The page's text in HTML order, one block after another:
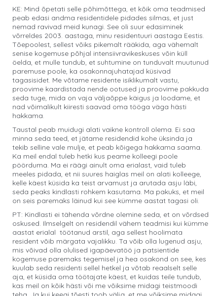
KE: Mind õpetati selle põhimõttega, et kõik oma teadmised
peab edasi andma residentidele pidades silmas, et just
nemad ravivad meid kunagi. See oli suur edasiminek
võrreldes 2003. aastaga, minu residentuuri aastaga Eestis.
Tõepoolest, sellest võiks pikemalt rääkida, aga vähemalt
senise kogemuse põhjal intensiivravikeskuses võin küll
öelda, et mulle tundub, et suhtumine on tunduvalt muutunud
paremuse poole, ka osakonnajuhatajad küsivad
tagasisidet. Me võtame residente isiklikumalt vastu,
proovime kaardistada nende ootused ja proovime pakkuda
seda tuge, mida on vaja väljaõppe käigus ja loodame, et
nad võimalikult kiiresti saavad oma tööga väga hästi
hakkama.
Taustal peab muidugi alati vaikne kontroll olema. Ei saa
minna seda teed, et jätame residendid kohe üksinda ja
tekib selline vale mulje, et peab kõigega hakkama saama.
Ka meil endal tuleb hetki kus peame kolleegi poole
pöörduma. Ma ei räägi ainult oma erialast, vaid tuleb
meeles pidada, et nii suures haiglas meil on alati kolleege,
kelle käest küsida ka teist arvamust ja arutada asju läbi,
seda peaks kindlasti rohkem kasutama. Ma pakuks, et meil
on seis paremaks läinud kui see kümme aastat tagasi oli.
PT: Kindlasti ei tähenda võrdne olemine seda, et on võrdsed
oskused. Ilmselgelt on residendil vähem teadmisi kui kümme
aastat erialal töötanud arstil, aga sellest hoolimata
resident võib märgata vajalikku. Ta võib olla lugenud asju,
mis võivad olla olulised igapäevatöö ja patsientide
kogemuse paremaks tegemisel ja hea osakond on see, kes
kuulab seda residenti sellel hetkel ja võtab reaalselt selle
aja, et küsida oma töötajate käest, et kuidas teile tundub,
kas meil on kõik hästi või me võiksime midagi teistmoodi